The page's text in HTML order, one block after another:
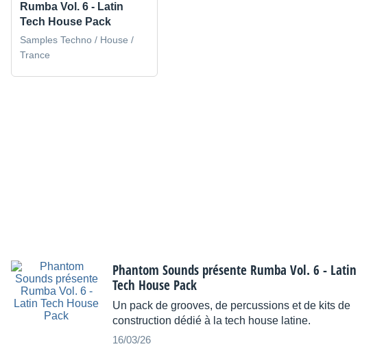
Rumba Vol. 6 - Latin
Tech House Pack
Samples Techno / House /
Trance
Phantom Sounds présente Rumba Vol. 6 - Latin
Tech House Pack
Un pack de grooves, de percussions et de kits de
construction dédié à la tech house latine.
16/03/26